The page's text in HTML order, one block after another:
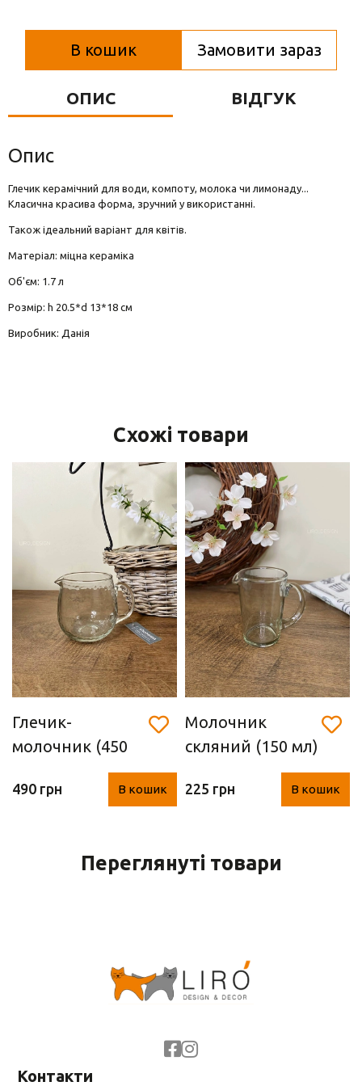
Фігурки та статуетки
В кошик Замовити зараз
ОПИС ВІДГУК
Опис
Глечик керамічний для води, компоту, молока чи лимонаду...
Класична красива форма, зручний у використанні.
Також ідеальний варіант для квітів.
Матеріал: міцна кераміка
Об'єм: 1.7 л
Розмір: h 20.5*d 13*18 см
Виробник: Данія
Схожі товари
Глечик-
молочник (450
490 грн В кошик
Молочник
скляний (150 мл)
225 грн В кошик
Переглянуті товари
Контакти